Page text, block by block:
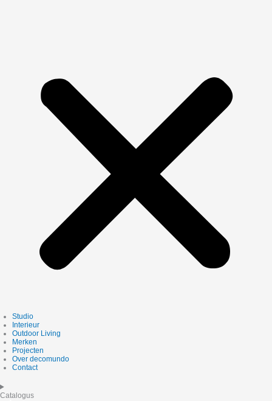
Studio
Interieur
Outdoor Living
Merken
Projecten
Over decomundo
Contact
Catalogus